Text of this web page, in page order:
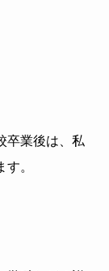
卒業後は、私
。